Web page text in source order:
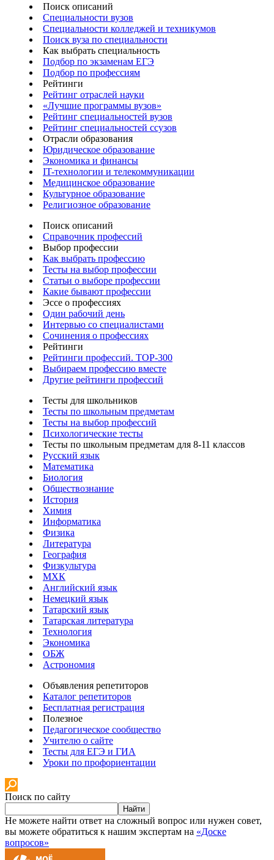
Поиск описаний
Специальности вузов
Специальности колледжей и техникумов
Поиск вуза по специальности
Как выбрать специальность
Подбор по экзаменам ЕГЭ
Подбор по профессиям
Рейтинги
Рейтинг отраслей науки
«Лучшие программы вузов»
Рейтинг специальностей вузов
Рейтинг специальностей ссузов
Отрасли образования
Юридическое образование
Экономика и финансы
IT-технологии и телекоммуникации
Медицинское образование
Культурное образование
Религиозное образование
Поиск описаний
Справочник профессий
Выбор профессии
Как выбрать профессию
Тесты на выбор профессии
Статьи о выборе профессии
Какие бывают профессии
Эссе о профессиях
Один рабочий день
Интервью со специалистами
Сочинения о профессиях
Рейтинги
Рейтинги профессий. TOP-300
Выбираем профессию вместе
Другие рейтинги профессий
Тесты для школьников
Тесты по школьным предметам
Тесты на выбор профессий
Психологические тесты
Тесты по школьным предметам для 8-11 классов
Русский язык
Математика
Биология
Обществознание
История
Химия
Информатика
Физика
Литература
География
Физкультура
МХК
Английский язык
Немецкий язык
Татарский язык
Татарская литература
Технология
Экономика
ОБЖ
Астрономия
Объявления репетиторов
Каталог репетиторов
Бесплатная регистрация
Полезное
Педагогическое сообщество
Учителю о сайте
Тесты для ЕГЭ и ГИА
Уроки по профориентации
Поиск по сайту
Найти
Не можете найти ответ на сложный вопрос или нужен совет,
вы можете обратиться к нашим экспертам на «Доске
вопросов»